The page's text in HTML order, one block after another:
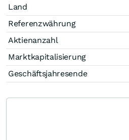
Land
Referenzwährung
Aktienanzahl
Marktkapitalisierung
Geschäftsjahresende